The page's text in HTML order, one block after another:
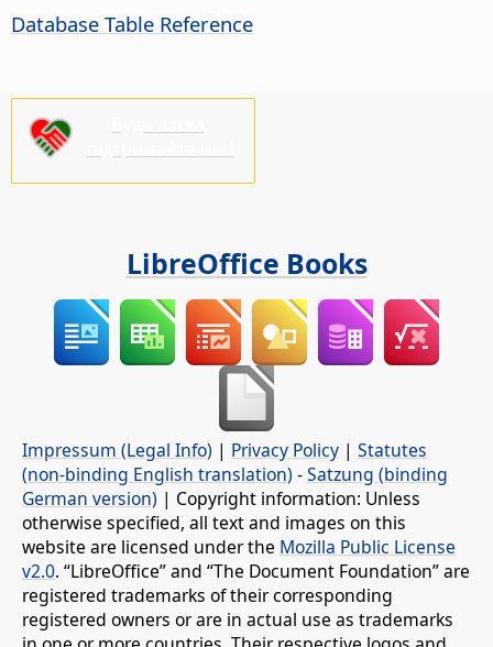
Database Table Reference
LibreOffice Books
Impressum (Legal Info) | Privacy Policy | Statutes
(non-binding English translation) -Satzung (binding
German version) | Copyright information: Unless
otherwise specified, all text and images on this
website are licensed under the Mozilla Public License
v2.0. “LibreOffice” and “The Document Foundation” are
registered trademarks of their corresponding
registered owners or are in actual use as trademarks